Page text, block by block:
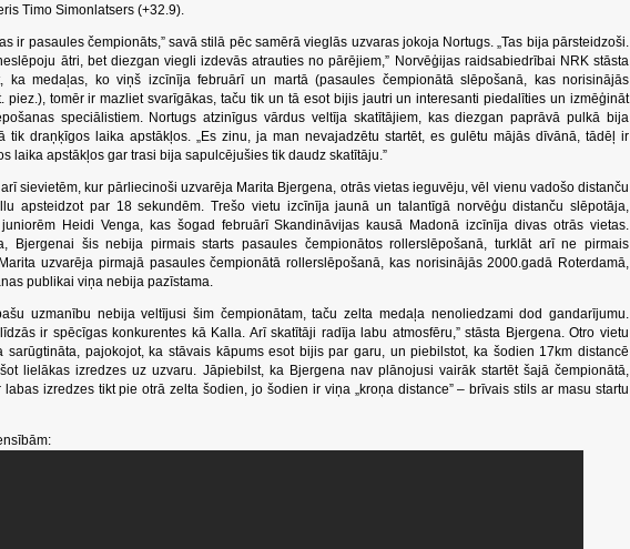
Timo Simonlatsers (+32.9).
ir pasaules čempionāts,” savā stilā pēc samērā vieglās uzvaras jokoja Nortugs. „Tas bija pārsteidzoši.
ātri, bet diezgan viegli izdevās atrauties no pārējiem,” Norvēģijas raidsabiedrībai NRK stāsta
ka medaļas, ko viņš izcīnīja februārī un martā (pasaules čempionātā slēpošanā, kas norisinājās
piez.), tomēr ir mazliet svarīgākas, taču tik un tā esot bijis jautri un interesanti piedalīties un izmēģināt
speciālistiem. Nortugs atzinīgus vārdus veltīja skatītājiem, kas diezgan paprāvā pulkā bija
tik draņķīgos laika apstākļos. „Es zinu, ja man nevajadzētu startēt, es gulētu mājās dīvānā, tādēļ ir
laika apstākļos gar trasi bija sapulcējušies tik daudz skatītāju.”
sievietēm, kur pārliecinoši uzvarēja Marita Bjergena, otrās vietas ieguvēju, vēl vienu vadošo distanču
apsteidzot par 18 sekundēm. Trešo vietu izcīnīja jaunā un talantīgā norvēģu distanču slēpotāja,
Heidi Venga, kas šogad februārī Skandināvijas kausā Madonā izcīnīja divas otrās vietas.
Bjergenai šis nebija pirmais starts pasaules čempionātos rollerslēpošanā, turklāt arī ne pirmais
uzvarēja pirmajā pasaules čempionātā rollerslēpošanā, kas norisinājās 2000.gadā Roterdamā,
publikai viņa nebija pazīstama.
uzmanību nebija veltījusi šim čempionātam, taču zelta medaļa nenoliedzami dod gandarījumu.
ir spēcīgas konkurentes kā Kalla. Arī skatītāji radīja labu atmosfēru,” stāsta Bjergena. Otro vietu
sarūgtināta, pajokojot, ka stāvais kāpums esot bijis par garu, un piebilstot, ka šodien 17km distancē
lielākas izredzes uz uzvaru. Jāpiebilst, ka Bjergena nav plānojusi vairāk startēt šajā čempionātā,
izredzes tikt pie otrā zelta šodien, jo šodien ir viņa „kroņa distance” – brīvais stils ar masu startu